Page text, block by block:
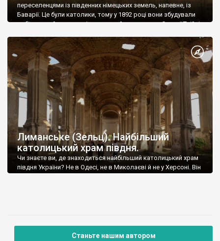
переселенцями із південних німецьких земель, напевне, із
Баварії. Це були католики, тому у 1892 році вони збудували
собі великий костьол, і освятили його на честь Святої Трійці.
матеріалу, для цієї місцевості. Підпорядкували його
Тираспольській єпархії. Колонія Кандель була не маленькою.
[…]
Лиманське (Зельц). Найбільший
католицький храм півдня.
Чи знаєте ви, де знаходиться найбільший католицький храм
півдня України? Не в Одесі, не в Миколаєві й не у Херсоні. Він
Станьте нашим автором